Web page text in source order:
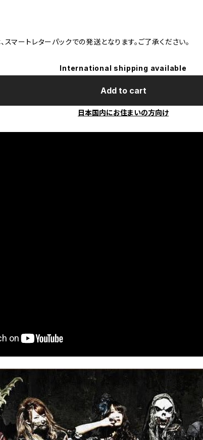
マートレターパックでの発送となります。ご了承ください。
International shipping available
Add to cart
日本国内にお住まいの方向け